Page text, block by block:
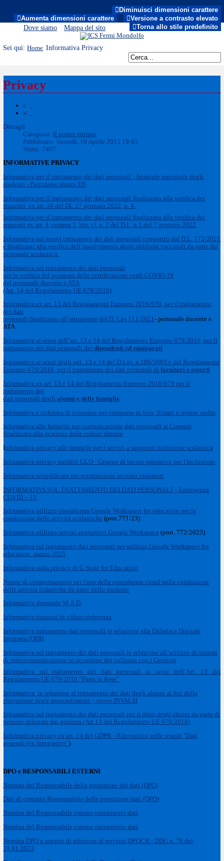
MENU
Diminuisci dimensioni carattere
Aumenta dimensioni carattere
Versione a contrasto elevato
Torna allo stile predefinito
Dove siamo Mappa del sito
Sei qui:Home Informativa Privacy
Privacy
Dettagli
Categoria: Il nostro istituto
Pubblicato: Venerdì, 10 Aprile 2015 19:45
Visite: 7407
INFORMATIVE PRIVACY
Informativa per il trattamento dei dati personali - Anagrafe nazionale degli
studenti - Partizione alunni DS
Informativa per il trattamento dei dati personali finalizzato alla verifica dei
requisitiex art. 30 del DL 27 gennaio 2022, n. 4.
Informativa per il trattamento dei dati personali finalizzato alla verifica dei
requisiti ex art. 4, comma 1, lett. c), n. 2 del D.L. n.1 del 7 gennaio 2022
Informativa sui nuovi trattamenti dei dati personali consentiti dal D.L. 172/2021
e finalizzati alla verifica dell’assolvimento degli obblighi vaccinali da parte del
personale scolastico.
Informativa sul trattamento dei dati personali
per la verifica del possesso delle certificazioni verdi COVID-19
del personale docente e ATA
(Art. 14 del Regolamento UE 679/2016)
Informativa ex art. 13 del Regolamento Europeo 2016/679, per il trattamento
dei dati
personali finalizzato all’attuazione del D. Lgs 111/2021- personale docente e
ATA
Informativa ai sensi dell’art. 13 e 14 del Regolamento Europeo 679/2016, per il
trattamento dei dati personali deidipendenti ed equiparati
Informativa ai sensi degli artt. 13 e 14 del D.Lgs. n.196/2003 e del Regolamento
Europeo 679/2016, per il trattamento dei dati personali difornitori e esperti
Informativa ex art. 13 e 14 del Regolamento Europeo 2016/679 per il
trattamento dei
dati personali deglialunni e delle famiglie
Informativa e richiesta di consenso per comparsa in foto, filmati e riprese audio
Informativa alle famiglie per comunicazione dati personali ai Comuni
finalizzata alla gestione delle cedole librarie
Informativa privacy alle famiglie per i servizi a supporto inclusione scolastica
Informativa privacy membri GLO - Gruppo di lavoro operativo per l'Inclusione
Informativa semplificata per registrazione accesso visitatori
INFORMATIVA SUL TRATTAMENTO DEI DATI PERSONALI – Emergenza
COVID – 19.
Informativa utilizzo piattaforma Google Workspace for education per la
conduzione delle attività scolastiche (prot.771/23)
Informativa utilizzo servizi aggiuntivi Google Workspace (prot. 772/2023)
Informativa sul trattamento dati personali per utilizzo Google Workspace for
education_marzo 2025
Informativa sulla privacy di G Suite for Education
Norme di comportamento per l'uso della piattaforma cloud nella conduzione
delle attività didattiche da parte dello studente
Informativa domande M.A.D.
Informativa riunioni in videoconferenza
Informativa trattamento dati personali in relazione alla Didattica Digitale
Integrata (DDI)
Informativa sul trattamento dei dati personali in relazione all’utilizzo di sistemi
di videocomunicazione in occasione dei colloqui con i Genitori
Informativa sul trattamento dei dati personali ai sensi dell’Art. 13 del
Regolamento UE 679/2016 “Pago in Rete”
Informativa in relazione al trattamento dei dati degli alunni ai fini della
rilevazione degli apprendimenti – prove INVALSI
Informativa sul trattamento dei dati personali per il ritiro degli alunni da parte di
persone delegate dai genitori (Art.13 del Regolamento UE 679/2016)
Informativa privacy ex art. 14 del GDPR - Rilevazioni sulle scuole "Dati
generali (ex Integrative")
DPO e RESPONSABILI ESTERNI
Nomina del Responsabile della protezione dei dati (DPO)
Dati di contatto Responsabile della protezione dati (DPO)
Nomina del Responsabile esterno trattamento dati
Nomina del Responsabile esterno trattamento dati
Nomina DPO a seguito di adesione al servizio DPOCR - DDG n. 78 del
31.01.2023